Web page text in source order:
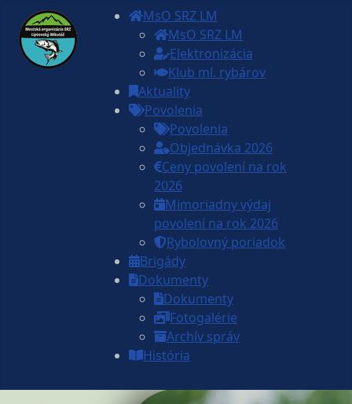
MsO SRZ LM
MsO SRZ LM
Elektronizácia
Klub ml. rybárov
Aktuality
Povolenia
Povolenia
Objednávka 2026
Ceny povolení na rok
2026
Mimoriadny výdaj
povolení na rok 2026
Rybolovný poriadok
Brigády
Dokumenty
Dokumenty
Fotogalérie
Archív správ
História